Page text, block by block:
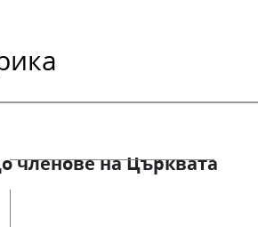
членове на Църквата